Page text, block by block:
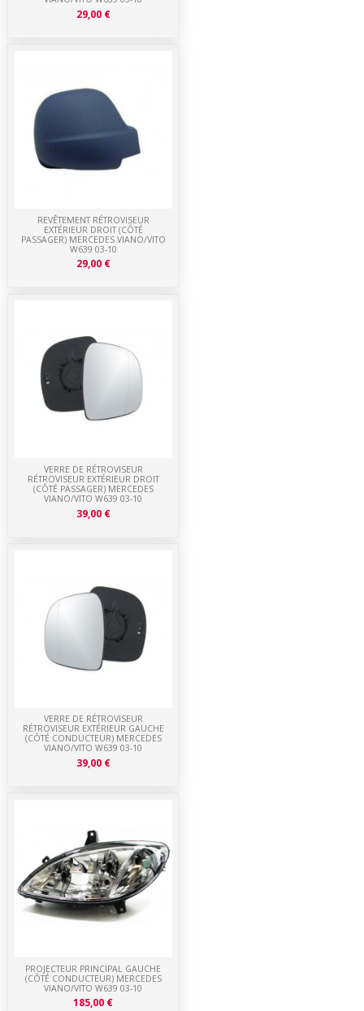
PROJECTEUR PRINCIPAL GAUCHE
(CÔTÉ CONDUCTEUR) MERCEDES
VIANO/VITO W639 03-10
185,00 €
VERRE DE RÉTROVISEUR
RÉTROVISEUR EXTÉRIEUR GAUCHE
(CÔTÉ CONDUCTEUR) MERCEDES
VIANO/VITO W639 03-10
39,00 €
VERRE DE RÉTROVISEUR
RÉTROVISEUR EXTÉRIEUR DROIT
(CÔTÉ PASSAGER) MERCEDES
VIANO/VITO W639 03-10
39,00 €
REVÊTEMENT RÉTROVISEUR
EXTÉRIEUR DROIT (CÔTÉ
PASSAGER) MERCEDES VIANO/VITO
W639 03-10
29,00 €
29,00 €